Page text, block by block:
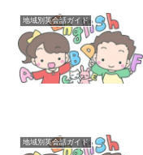
地域別英会話ガイド
地域別英会話ガイド